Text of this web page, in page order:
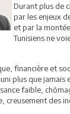
Durant plus de
par les enjeux
et par la
Tunisiens ne
financière et
plus que jamais
faible,
creusement des